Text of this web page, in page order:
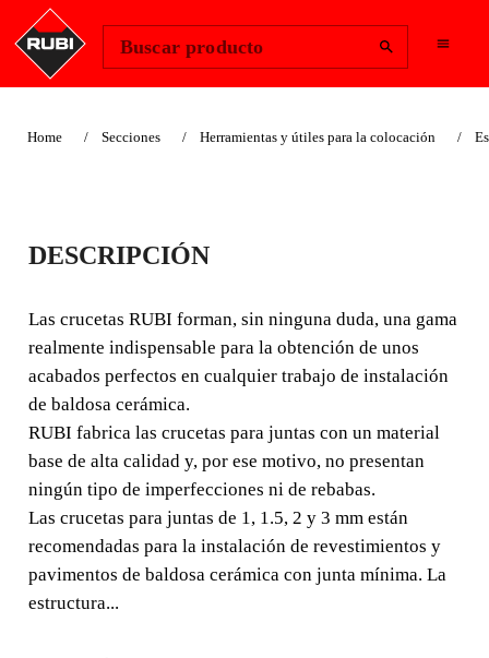
Buscar producto
Home Secciones Herramientas y útiles para la colocación
CRUCETAS 3 MM.
realmente indispensable para la obtención de unos
acabados perfectos en cualquier trabajo de instalación de
baldosa cerámica.
DESCRIPCIÓN
Las crucetas RUBI forman, sin ninguna duda, una gama
realmente indispensable para la obtención de unos
acabados perfectos en cualquier trabajo de instalación
de baldosa cerámica.
RUBI fabrica las crucetas para juntas con un material
base de alta calidad y, por ese motivo, no presentan
ningún tipo de imperfecciones ni de rebabas.
Las crucetas para juntas de 1, 1.5, 2 y 3 mm están
recomendadas para la instalación de revestimientos y
pavimentos de baldosa cerámica con junta mínima. La
estructura...